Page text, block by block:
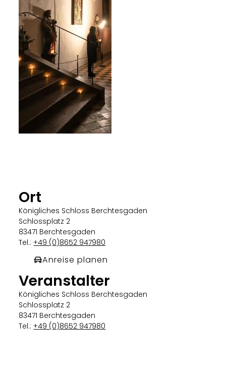
Ort
Königliches Schloss Berchtesgaden
Schlossplatz 2
83471 Berchtesgaden
Tel.:+49 (0)8652 947980
Anreise planen
Veranstalter
Königliches Schloss Berchtesgaden
Schlossplatz 2
83471 Berchtesgaden
Tel.:+49 (0)8652 947980